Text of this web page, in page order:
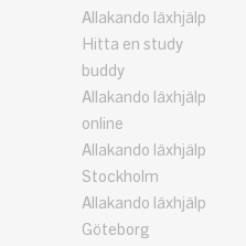
Allakando läxhjälp
Hitta en study
buddy
Allakando läxhjälp
online
Allakando läxhjälp
Stockholm
Allakando läxhjälp
Göteborg